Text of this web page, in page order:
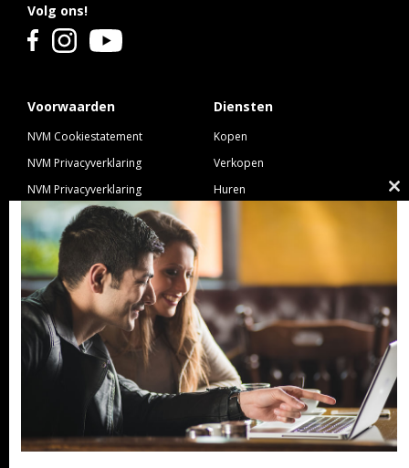
Voorwaarden
NVM Cookiestatement
NVM Privacyverklaring
NVM Privacyverklaring
Nieuwbouw
NVM Voorwaarden Consument
NVM Voorwaarden
Professionele Opdrachtgevers
Diensten
Kopen
Verkopen
Huren
Hypotheek
Verzekeren
Links
Ibiza Real Estate BDK
NieuwWonenUtrecht
Zuijdplas | De Keizer
Volg ons!